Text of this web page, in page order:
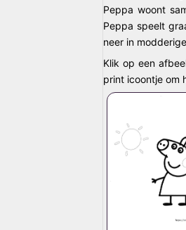
Peppa woont
Peppa speelt
neer in
Klik op een
print icoontje om